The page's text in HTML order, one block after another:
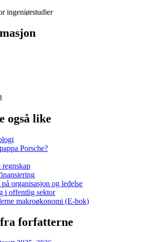
ingeniørstudier
også like
Porsche?
regnskap
organisasjon og ledelse
i offentlig sektor
makroøkonomi (E-bok)
forfatterne